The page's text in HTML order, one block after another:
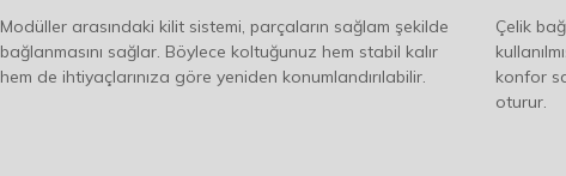
Modüller arasındaki kilit sistemi, parçaların sağlam şekilde
bağlanmasını sağlar. Böylece koltuğunuz hem stabil kalır
hem de ihtiyaçlarınıza göre yeniden konumlandırılabilir.
Çelik
konfor
oturur.